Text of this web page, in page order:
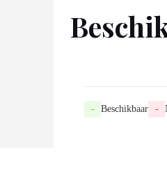
- Beschikbaar -